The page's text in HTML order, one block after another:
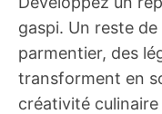
gaspi. Un reste
parmentier, des
transforment en
créativité